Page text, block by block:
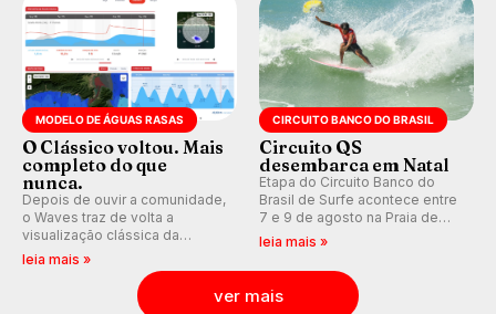
MODELO DE ÁGUAS RASAS
O Clássico voltou. Mais
completo do que
nunca.
Depois de ouvir a comunidade,
o Waves traz de volta a
visualização clássica da
previsão de águas rasas,
agora integrada à nova
plataforma e com previsão das
ondas para até 16 dias.
leia mais »
CIRCUITO BANCO DO BRASIL
Circuito QS
desembarca em Natal
Etapa do Circuito Banco do
Brasil de Surfe acontece entre
7 e 9 de agosto na Praia de
Miami (RN), em disputas
(QS) 4.000 e pela corrida por
vagas no Challenger Series.
leia mais »
ver mais